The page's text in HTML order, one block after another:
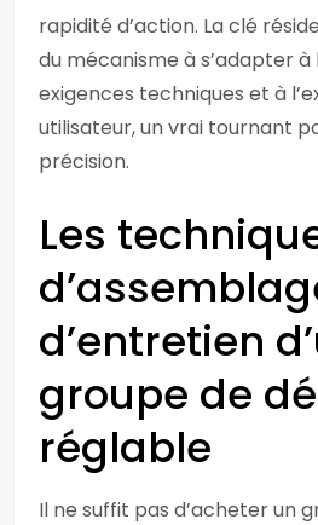
rapidité d’action. La clé
du mécanisme à s’adapter à
exigences techniques et à
utilisateur, un vrai tournant
précision.
Les
d’entretien
groupe de
réglable
Il ne suffit pas d’acheter un